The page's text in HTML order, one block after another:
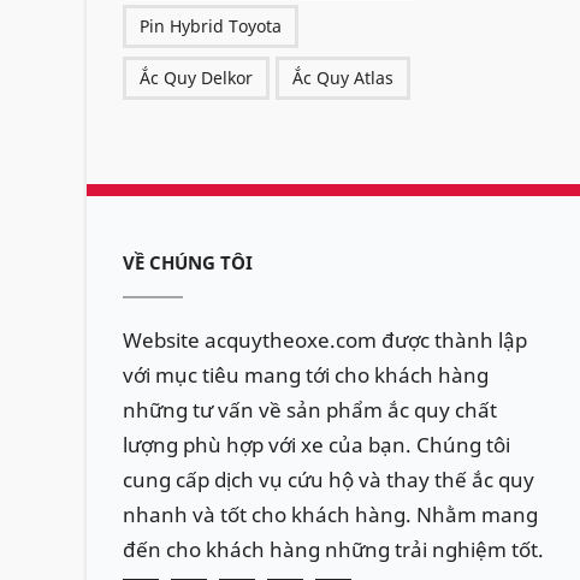
Pin Hybrid Toyota
Ắc Quy Delkor Ắc Quy Atlas
VỀ CHÚNG TÔI
Website acquytheoxe.com được thành lập
với mục tiêu mang tới cho khách hàng
những tư vấn về sản phẩm ắc quy chất
lượng phù hợp với xe của bạn. Chúng tôi
cung cấp dịch vụ cứu hộ và thay thế ắc quy
nhanh và tốt cho khách hàng. Nhằm mang
đến cho khách hàng những trải nghiệm tốt.